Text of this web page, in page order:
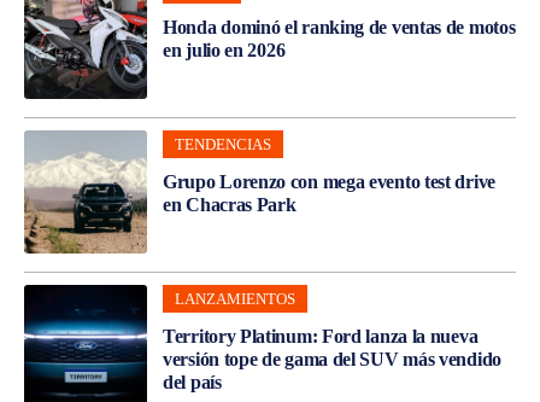
Honda dominó el ranking de ventas de motos
en julio en 2026
TENDENCIAS
Grupo Lorenzo con mega evento test drive
en Chacras Park
LANZAMIENTOS
Territory Platinum: Ford lanza la nueva
versión tope de gama del SUV más vendido
del país